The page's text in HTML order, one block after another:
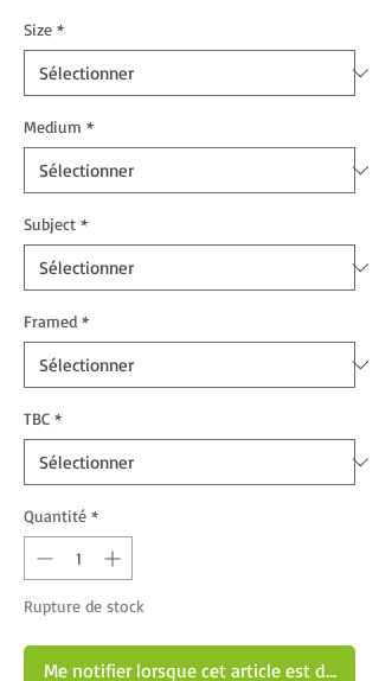
Size *
Medium *
Subject *
Framed *
TBC *
Quantité *
Rupture de stock
Me notifier lorsque cet article est